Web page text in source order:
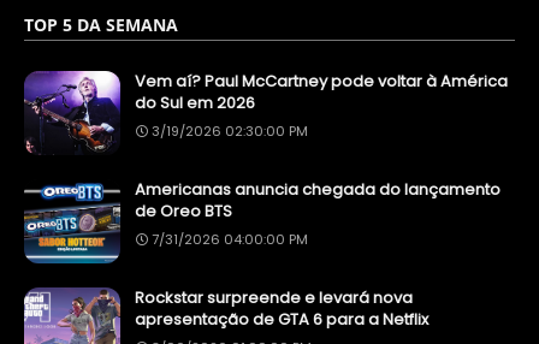
TOP 5 DA SEMANA
Vem aí? Paul McCartney pode voltar à América
do Sul em 2026
3/19/2026 02:30:00 PM
Americanas anuncia chegada do lançamento
de Oreo BTS
7/31/2026 04:00:00 PM
Rockstar surpreende e levará nova
apresentação de GTA 6 para a Netflix